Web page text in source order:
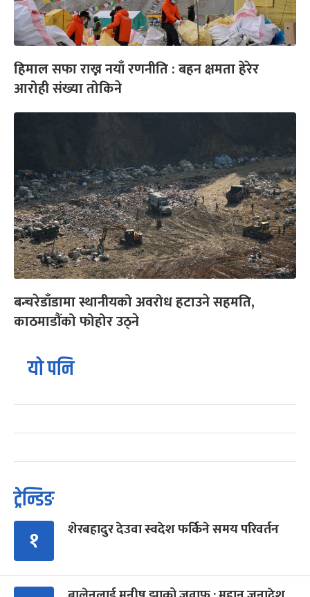
हिमाल सफा राख्न नयाँ रणनीति : बहन क्षमता हेरेर
आरोही संख्या तोकिने
बन्चरेडाँडामा स्थानीयको अवरोध हटाउने सहमति,
काठमाडौंको फोहोर उठ्ने
यो पनि
ट्रेन्डिङ
१ शेरबहादुर देउवा स्वदेश फर्किने समय परिवर्तन